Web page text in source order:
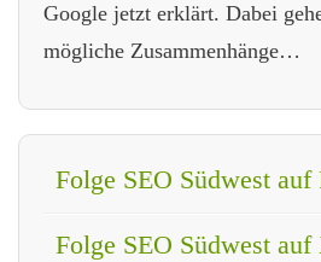
Google jetzt erklärt. Dabei
mögliche Zusammenhänge…
Folge SEO Südwest auf
Folge SEO Südwest